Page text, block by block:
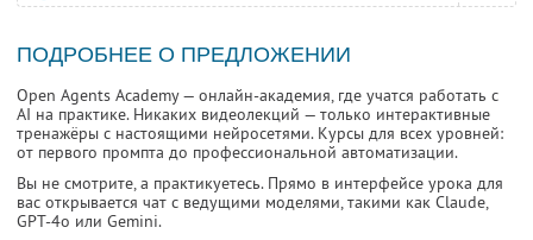
ПОДРОБНЕЕ О ПРЕДЛОЖЕНИИ
Open Agents Academy — онлайн-академия, где учатся работать с
AI на практике. Никаких видеолекций — только интерактивные
тренажёры с настоящими нейросетями. Курсы для всех уровней:
от первого промпта до профессиональной автоматизации.
Вы не смотрите, а практикуетесь. Прямо в интерфейсе урока для
вас открывается чат с ведущими моделями, такими как Claude,
GPT-4o или Gemini.